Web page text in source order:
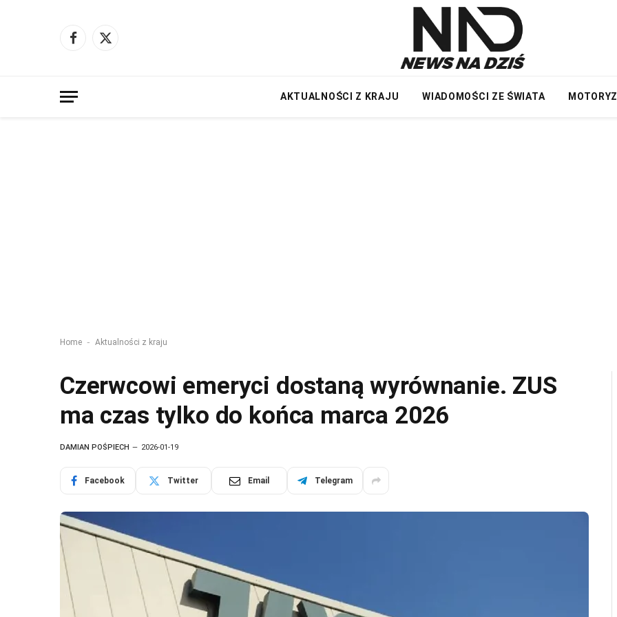
Facebook
X
AKTUALNOŚCI Z KRAJU WIADOMOŚCI ZE ŚWIATA
Home - Aktualności z kraju
Czerwcowi emeryci dostaną wyrównanie. ZUS
ma czas tylko do końca marca 2026
DAMIAN POŚPIECH 2026-01-19
Facebook Twitter Email Telegram